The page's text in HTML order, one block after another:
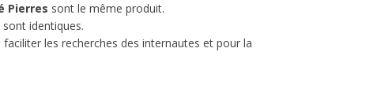
Pierres sont le même produit.
identiques.
les recherches des internautes et pour la